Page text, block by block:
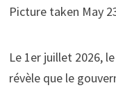
Picture taken May
Le 1er juillet 2026,
révèle que le